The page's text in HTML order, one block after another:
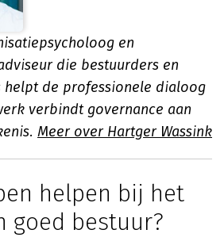
en
die bestuurders en
helpt de professionele dialoog
verbindt governance aan
Meer over Hartger Wassink
helpen bij het
goed bestuur?